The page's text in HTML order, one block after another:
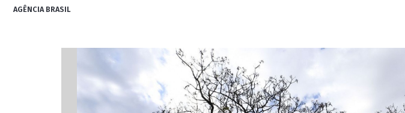
AGÊNCIA BRASIL